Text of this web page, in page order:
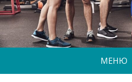
МЕНЮ